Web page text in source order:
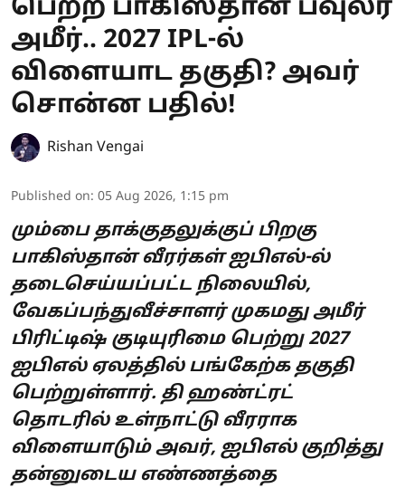
பெற்ற பாகிஸ்தான் பவுலர்
அமீர்.. 2027 IPL-ல்
விளையாட தகுதி? அவர்
சொன்ன பதில்!
Rishan Vengai
Published on: 05 Aug 2026, 1:15 pm
மும்பை தாக்குதலுக்குப் பிறகு
பாகிஸ்தான் வீரர்கள் ஐபிஎல்-ல்
தடைசெய்யப்பட்ட நிலையில்,
வேகப்பந்துவீச்சாளர் முகமது அமீர்
பிரிட்டிஷ் குடியுரிமை பெற்று 2027
ஐபிஎல் ஏலத்தில் பங்கேற்க தகுதி
பெற்றுள்ளார். தி ஹண்ட்ரட்
தொடரில் உள்நாட்டு வீரராக
விளையாடும் அவர், ஐபிஎல் குறித்து
தன்னுடைய எண்ணத்தை